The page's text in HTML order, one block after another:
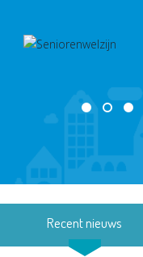
Recent nieuws